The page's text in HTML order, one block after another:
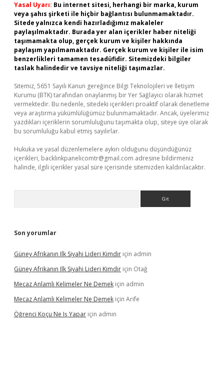
Yasal Uyarı: Bu internet sitesi, herhangi bir marka, kurum
veya şahıs şirketi ile hiçbir bağlantısı bulunmamaktadır.
Sitede yalnızca kendi hazırladığımız makaleler
paylaşılmaktadır. Burada yer alan içerikler haber niteliği
taşımamakta olup, gerçek kurum ve kişiler hakkında
paylaşım yapılmamaktadır. Gerçek kurum ve kişiler ile isim
benzerlikleri tamamen tesadüfidir. Sitemizdeki bilgiler
taslak halindedir ve tavsiye niteliği taşımazlar.
Sitemiz, 5651 Sayılı Kanun gereğince Bilgi Teknolojileri ve İletişim
Kurumu (BTK) tarafından onaylanmış bir Yer Sağlayıcı olarak hizmet
vermektedir. Bu nedenle, sitedeki içerikleri proaktif olarak denetleme
veya araştırma yükümlülüğümüz bulunmamaktadır. Ancak, üyelerimiz
yazdıkları içeriklerin sorumluluğunu taşımakta olup, siteye üye olarak
bu sorumluluğu kabul etmiş sayılırlar.
Hukuka ve yasal düzenlemelere aykırı olduğunu düşündüğünüz
içerikleri, backlinkpanelicomtr@gmail.com adresine bildirmeniz
halinde, ilgili içerikler yasal süre içerisinde sitemizden kaldırılacaktır.
Son yorumlar
Güney Afrikanın Ilk Siyahi Lideri Kimdir için admin
Güney Afrikanın Ilk Siyahi Lideri Kimdir için Otağ
Mecaz Anlamlı Kelimeler Ne Demek için admin
Mecaz Anlamlı Kelimeler Ne Demek için Arife
Öğrenci Koçu Ne Iş Yapar için admin